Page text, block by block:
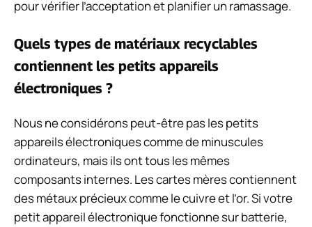
pour vérifier l’acceptation et planifier un ramassage.
Quels types de matériaux recyclables
contiennent les petits appareils
électroniques ?
Nous ne considérons peut-être pas les petits
appareils électroniques comme de minuscules
ordinateurs, mais ils ont tous les mêmes
composants internes. Les cartes mères contiennent
des métaux précieux comme le cuivre et l’or. Si votre
petit appareil électronique fonctionne sur batterie,